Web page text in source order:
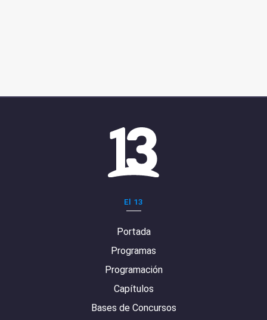
El 13
Portada
Programas
Programación
Capítulos
Bases de Concursos